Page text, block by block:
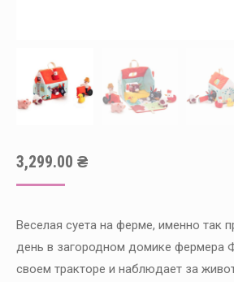
3,299.00 ₴
Веселая суета на ферме, именно так
день в загородном домике фермера
своем тракторе и наблюдает за